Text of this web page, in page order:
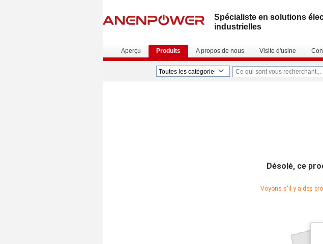
Spécialiste en solutions
industrielles
Aperçu Produits A propos de nous Visite d'usine
Désolé, ce
Voyons s'il y a des